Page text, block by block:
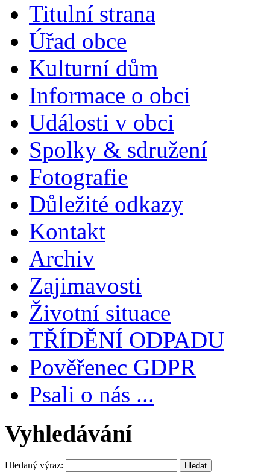
Titulní strana
Úřad obce
Kulturní dům
Informace o obci
Události v obci
Spolky & sdružení
Fotografie
Důležité odkazy
Kontakt
Archiv
Zajimavosti
Životní situace
TŘÍDĚNÍ ODPADU
Pověřenec GDPR
Psali o nás ...
Vyhledávání
Hledaný výraz: